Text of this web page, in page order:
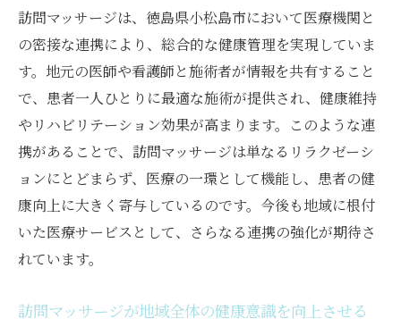
訪問マッサージは、徳島県小松島市において医療機関と
の密接な連携により、総合的な健康管理を実現していま
す。地元の医師や看護師と施術者が情報を共有すること
で、患者一人ひとりに最適な施術が提供され、健康維持
やリハビリテーション効果が高まります。このような連
携があることで、訪問マッサージは単なるリラクゼーシ
ョンにとどまらず、医療の一環として機能し、患者の健
康向上に大きく寄与しているのです。今後も地域に根付
いた医療サービスとして、さらなる連携の強化が期待さ
れています。
訪問マッサージが地域全体の健康意識を向上させる